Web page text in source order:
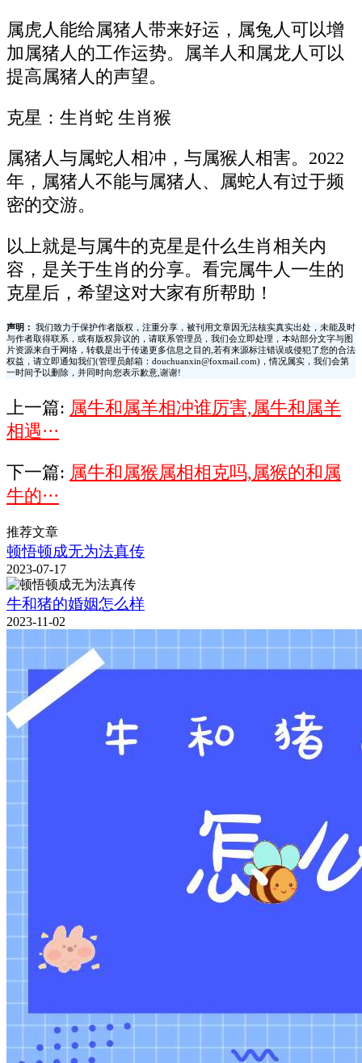
属虎人能给属猪人带来好运，属兔人可以增
加属猪人的工作运势。属羊人和属龙人可以
提高属猪人的声望。
克星：生肖蛇 生肖猴
属猪人与属蛇人相冲，与属猴人相害。2022
年，属猪人不能与属猪人、属蛇人有过于频
密的交游。
以上就是与属牛的克星是什么生肖相关内
容，是关于生肖的分享。看完属牛人一生的
克星后，希望这对大家有所帮助！
声明：
我们致力于保护作者版权，注重分享，被刊用文章因无法核实真实出处，未能及时
与作者取得联系，或有版权异议的，请联系管理员，我们会立即处理，本站部分文字与图
片资源来自于网络，转载是出于传递更多信息之目的,若有来源标注错误或侵犯了您的合法
权益，请立即通知我们(管理员邮箱：douchuanxin@foxmail.com)，情况属实，我们会第
一时间予以删除，并同时向您表示歉意,谢谢!
上一篇: 属牛和属羊相冲谁厉害,属牛和属羊
相遇···
下一篇: 属牛和属猴属相相克吗,属猴的和属
牛的···
推荐文章
顿悟顿成无为法真传
2023-07-17
牛和猪的婚姻怎么样
2023-11-02